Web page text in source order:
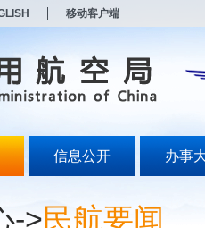
移动客户端
信息公开 办事
->民航要闻